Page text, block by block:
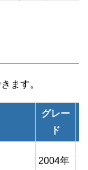
グレー
ド
2004年